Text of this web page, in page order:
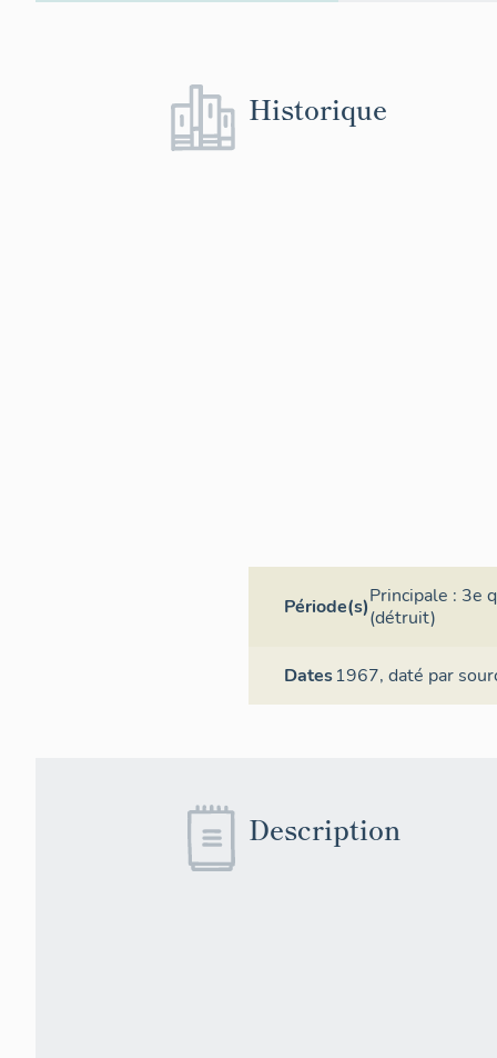
Historique
Période(s)Principale : 3e
(détruit)
Dates1967,daté par
Description